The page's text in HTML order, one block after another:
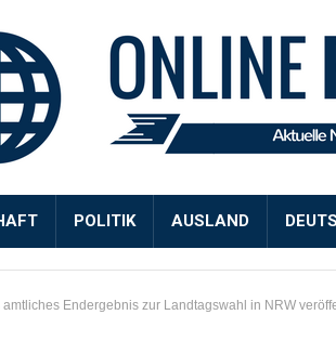
POLITIK AUSLAND
amtliches Endergebnis zur Landtagswahl in NRW